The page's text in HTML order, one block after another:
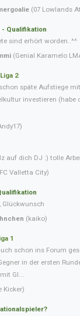
(07 Lowlands
Qualifikation
sind erhört worden..^^
(Genial Karamelo
2
späte Aufstiege
investieren (habe
auf dich DJ :) tolle
Valletta City)
Glückwunsch
(kaiko)
1
schon ins Forum
in der ersten
Gl...
Kicker)